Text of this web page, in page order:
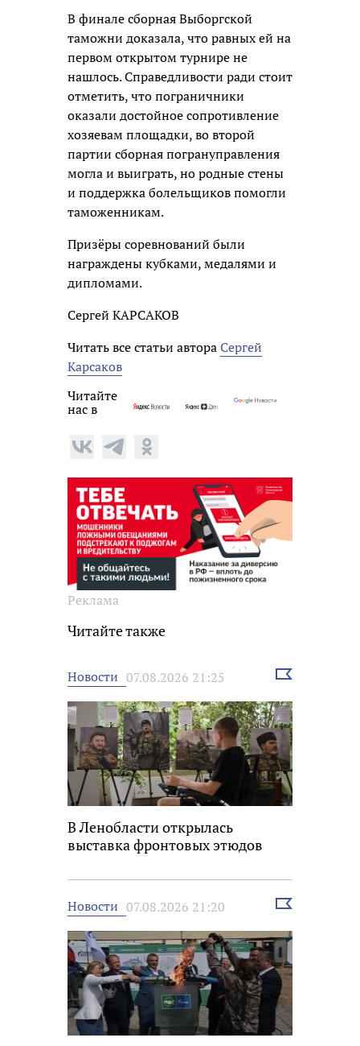
В финале сборная Выборгской
таможни доказала, что равных ей на
первом открытом турнире не
нашлось. Справедливости ради стоит
отметить, что пограничники
оказали достойное сопротивление
хозяевам площадки, во второй
партии сборная погрануправления
могла и выиграть, но родные стены
и поддержка болельщиков помогли
таможенникам.
Призёры соревнований были
награждены кубками, медалями и
дипломами.
Сергей КАРСАКОВ
Читать все статьи автораСергей
Карсаков
Читайте
нас в
Реклама
Читайте также
Новости 07.08.2026 21:25
Выбрать
В Ленобласти открылась
выставка фронтовых этюдов
Новости 07.08.2026 21:20
Выбрать